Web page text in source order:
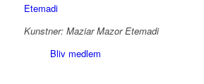
Bliv medlem
Kunstner: Maziar Mazor Etemadi